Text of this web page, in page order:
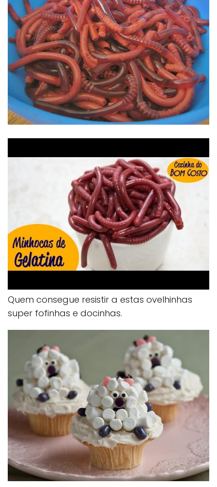
Quem consegue resistir a estas ovelhinhas
super fofinhas e docinhas.